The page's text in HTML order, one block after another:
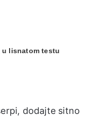
lisnatom testu
dodajte sitno